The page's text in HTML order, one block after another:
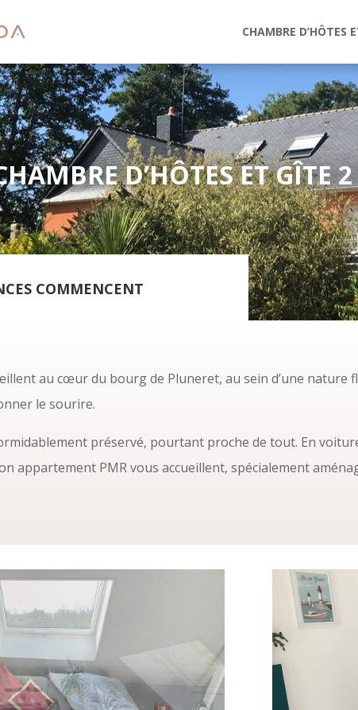
CHAMBRE D’HÔTES
D’HÔTES ET GÎTE
COMMENCENT
au cœur du bourg de Pluneret, au sein d’une nature
le sourire.
préservé, pourtant proche de tout. En
appartement PMR vous accueillent, spécialement